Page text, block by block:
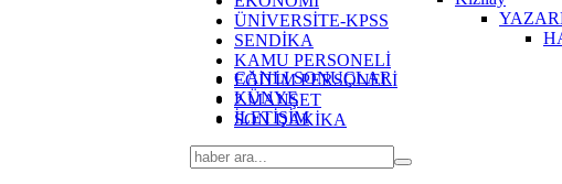
CANLI SONUÇLAR
KÜNYE
İLETİŞİM
ÜNİVERSİTE-KPSS
SENDİKA
KAMU PERSONELİ
EĞİTİM PERSONELİ
2.MANŞET
SON DAKİKA